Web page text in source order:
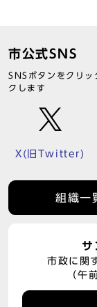
市公式SNS
SNSボタンをクリッ
クします
X(旧Twitter)
組織一
サ
市政に関
（午